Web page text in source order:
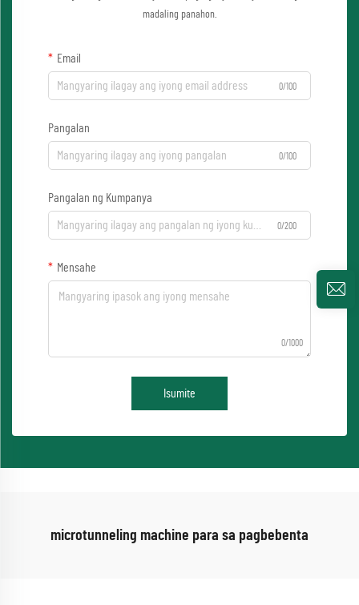
madaling panahon.
Email
0/100
Pangalan
0/100
Pangalan ng Kumpanya
0/200
Mensahe
0/1000
Isumite
microtunneling machine para sa pagbebenta